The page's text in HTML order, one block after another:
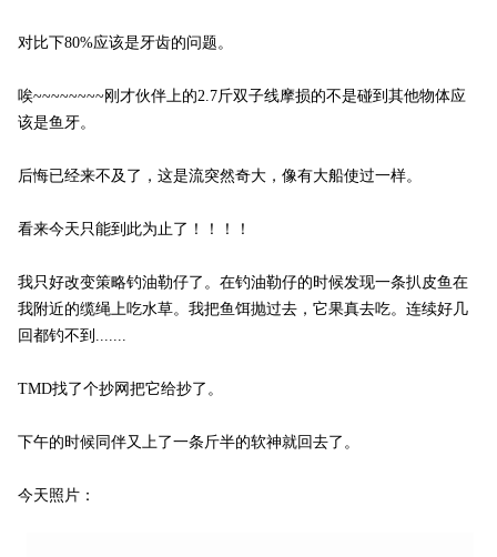
对比下80%应该是牙齿的问题。
唉~~~~~~~~刚才伙伴上的2.7斤双子线摩损的不是碰到其他物体应
该是鱼牙。
后悔已经来不及了，这是流突然奇大，像有大船使过一样。
看来今天只能到此为止了！！！！
我只好改变策略钓油勒仔了。在钓油勒仔的时候发现一条扒皮鱼在
我附近的缆绳上吃水草。我把鱼饵抛过去，它果真去吃。连续好几
回都钓不到.......
TMD找了个抄网把它给抄了。
下午的时候同伴又上了一条斤半的软神就回去了。
今天照片：